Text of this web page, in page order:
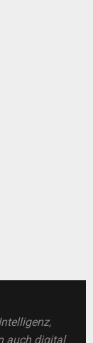
auch digital